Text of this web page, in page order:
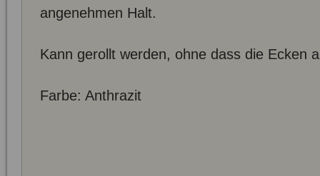
angenehmen Halt.
Kann gerollt werden, ohne dass die Ecken
Farbe: Anthrazit